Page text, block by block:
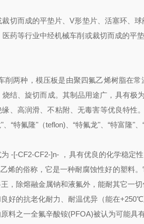
切而成的平垫片、V形垫片、活塞环、
药等行业中经机械车削或裁切而成的平
两种，模压板是由聚四氟乙烯树脂在
结、旋切而成。其制品用途广，具有极
、高润滑、不粘附、无毒害等优良特性
“特氟隆"（teflon)、“特氟龙"、“特富隆"、
-[-CF2-CF2-]n- ，具有优良的化学稳定
烯的俗称，它是一种耐腐蚀性好的塑料
，除熔融金属钠和液氟外，能耐其它一
好的抗老化耐力、耐温优异（能在
料之一全氟辛酸铵(PFOA)被认为可能具有